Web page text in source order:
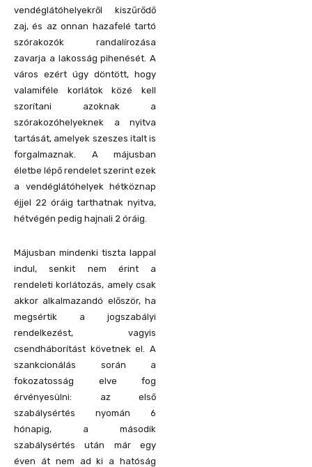
vendéglátóhelyekről kiszűrődő
zaj, és az onnan hazafelé tartó
szórakozók randalírozása
zavarja a lakosság pihenését. A
város ezért úgy döntött, hogy
valamiféle korlátok közé kell
szorítani azoknak a
szórakozóhelyeknek a nyitva
tartását, amelyek szeszes italt is
forgalmaznak. A májusban
életbe lépő rendelet szerint ezek
a vendéglátóhelyek hétköznap
éjjel 22 óráig tarthatnak nyitva,
hétvégén pedig hajnali 2 óráig.
Májusban mindenki tiszta lappal
indul, senkit nem érint a
rendeleti korlátozás, amely csak
akkor alkalmazandó először, ha
megsértik a jogszabályi
rendelkezést, vagyis
csendháborítást követnek el. A
szankcionálás során a
fokozatosság elve fog
érvényesülni: az első
szabálysértés nyomán 6
hónapig, a második
szabálysértés után már egy
éven át nem ad ki a hatóság